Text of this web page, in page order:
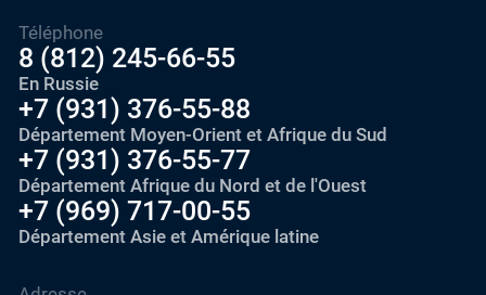
Téléphone
8 (812) 245-66-55
En Russie
+7 (931) 376-55-88
Département Moyen-Orient et Afrique du Sud
+7 (931) 376-55-77
Département Afrique du Nord et de l'Ouest
+7 (969) 717-00-55
Département Asie et Amérique latine